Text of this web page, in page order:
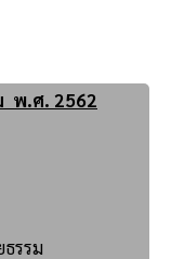
พ.ศ. 2562
รรม